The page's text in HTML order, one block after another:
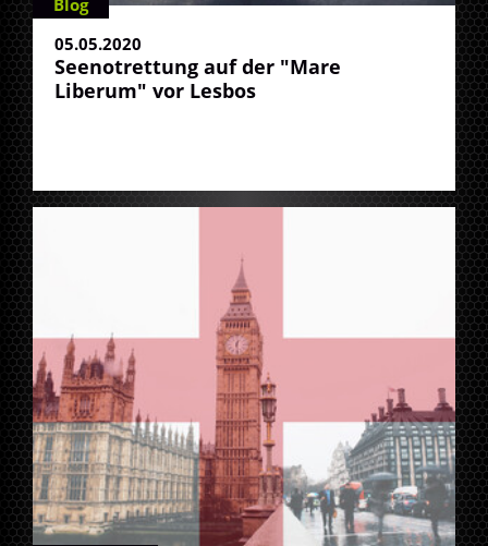
05.05.2020
Seenotrettung auf der "Mare
Liberum" vor Lesbos